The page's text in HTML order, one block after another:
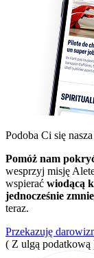
Podoba Ci się
Pomóż nam
wesprzyj misję
wspierać wiodącą
jednocześnie
teraz.
Przekazuję
( Z ulgą podatkową